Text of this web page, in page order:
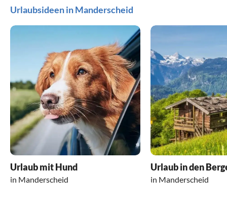
Urlaubsideen in Manderscheid
Urlaub mit Hund
in Manderscheid
Urlaub in den
in Manderscheid